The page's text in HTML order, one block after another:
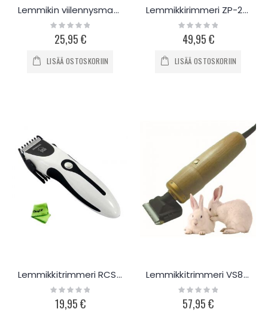
Lemmikin viilennysmatto Luxury
Rating:
0%
25,95 €
LISÄÄ OSTOSKORIIN
Lemmikkirimmeri ZP-299
Rating:
0%
49,95 €
LISÄÄ OSTOSKORIIN
Lemmikkitrimmeri RCS06
Rating:
0%
19,95 €
Lemmikkitrimmeri VS888
Rating:
0%
57,95 €